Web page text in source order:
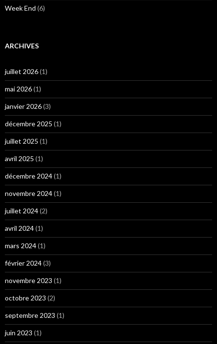
Week End (6)
ARCHIVES
juillet 2026(1)
mai 2026(1)
janvier 2026(3)
décembre 2025 (1)
juillet 2025 (1)
avril 2025 (1)
décembre 2024(1)
novembre 2024(1)
juillet 2024(2)
avril 2024(1)
mars 2024(1)
février 2024(3)
novembre 2023 (1)
octobre 2023 (2)
septembre 2023 (1)
juin 2023 (1)